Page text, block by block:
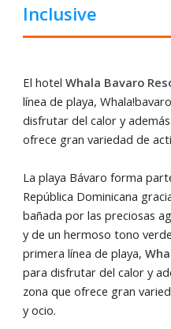
Inclusive
El hotelWhala Bavaro
línea de playa,
disfrutar del calor y
ofrece gran variedad de
La playa Bávaro forma
República Dominicana
bañada por las preciosas
y de un hermoso tono
primera línea de playa,
para disfrutar del calor y
zona que ofrece gran
y ocio.